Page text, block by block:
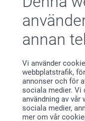
annan
Vi använder
webbplatstrafik,
annonser och för
sociala medier. Vi
användning av vår
sociala medier,
mer om vår
Ange din e-